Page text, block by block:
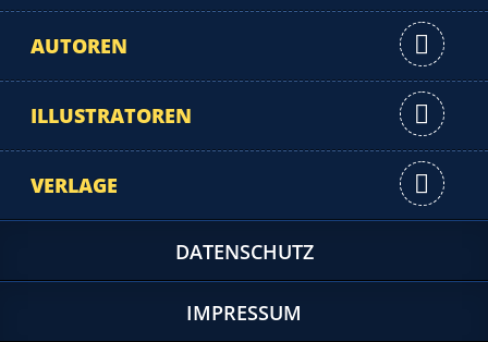
AUTOREN
ILLUSTRATOREN
VERLAGE
DATENSCHUTZ
IMPRESSUM